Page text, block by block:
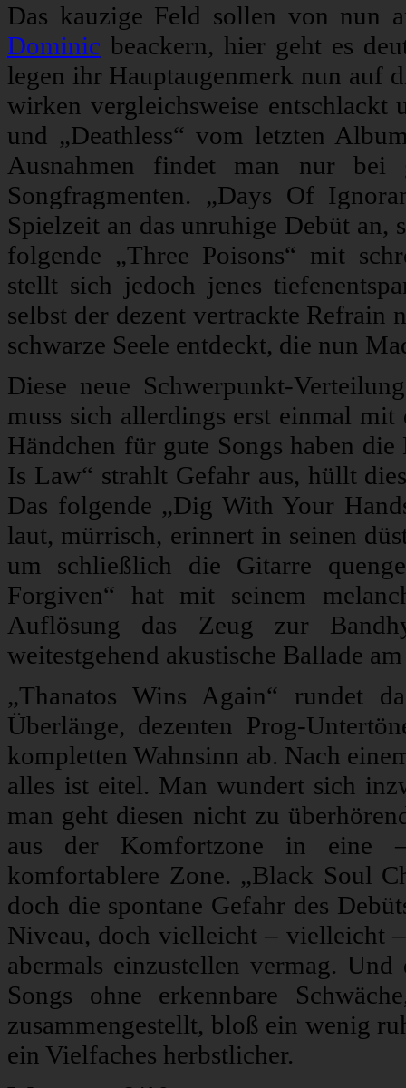
Das kauzige Feld sollen von nun
Dominic beackern, hier geht es
legen ihr Hauptaugenmerk nun auf
wirken vergleichsweise entschlackt
und „Deathless“ vom letzten
Ausnahmen findet man nur bei
Songfragmenten. „Days Of
Spielzeit an das unruhige Debüt an,
folgende „Three Poisons“ mit
stellt sich jedoch jenes
selbst der dezent vertrackte Refrain
schwarze Seele entdeckt, die nun
Diese neue Schwerpunkt-
muss sich allerdings erst einmal
Händchen für gute Songs haben
Is Law“ strahlt Gefahr aus, hüllt
Das folgende „Dig With Your
laut, mürrisch, erinnert in seinen
um schließlich die Gitarre
Forgiven“ hat mit seinem
Auflösung das Zeug zur
weitestgehend akustische Ballade
„Thanatos Wins Again“ rundet
Überlänge, dezenten Prog-
kompletten Wahnsinn ab. Nach
alles ist eitel. Man wundert sich
man geht diesen nicht zu
aus der Komfortzone in eine
komfortablere Zone. „Black Soul
doch die spontane Gefahr des
Niveau, doch vielleicht – vielleicht
abermals einzustellen vermag.
Songs ohne erkennbare
zusammengestellt, bloß ein wenig
ein Vielfaches herbstlicher.